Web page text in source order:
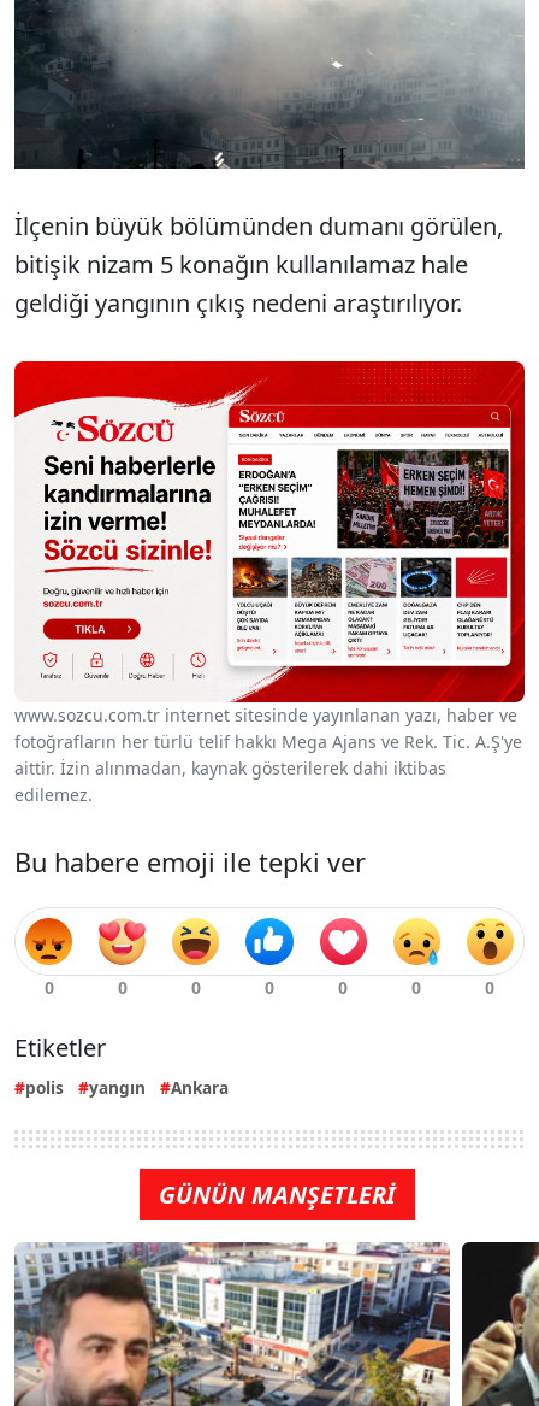
İlçenin büyük bölümünden dumanı görülen,
bitişik nizam 5 konağın kullanılamaz hale
geldiği yangının çıkış nedeni araştırılıyor.
www.sozcu.com.tr internet sitesinde yayınlanan yazı, haber ve
fotoğrafların her türlü telif hakkı Mega Ajans ve Rek. Tic. A.Ş'ye
aittir. İzin alınmadan, kaynak gösterilerek dahi iktibas
edilemez.
Bu habere emoji ile tepki ver
Etiketler
polis yangın Ankara
GÜNÜN MANŞETLERİ